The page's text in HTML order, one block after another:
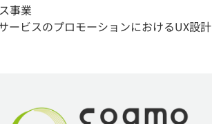
事業
ビスのプロモーションにおけるUX設計